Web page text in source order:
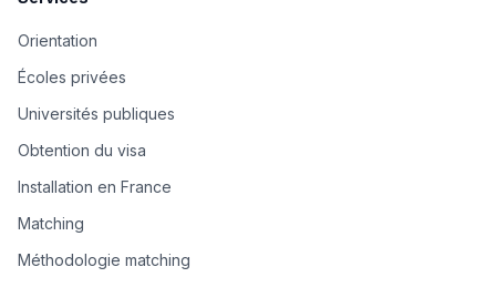
Orientation
Écoles privées
Universités publiques
Obtention du visa
Installation en France
Matching
Méthodologie matching